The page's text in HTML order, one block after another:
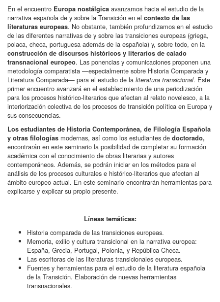
En el encuentro Europa nostálgica avanzamos hacia el estudio de la
narrativa española de y sobre la Transición en el contexto de las
literaturas europeas. No obstante, también profundizamos en el estudio
de las diferentes narrativas de y sobre las transiciones europeas (griega,
polaca, checa, portuguesa además de la española) y, sobre todo, en la
construcción de discursos históricos y literarios de calado
transnacional europeo. Las ponencias y comunicaciones proponen una
metodología comparatista —especialmente sobre Historia Comparada y
Literatura Comparada— para el estudio de la literatura transicional. Este
primer encuentro avanzará en el establecimiento de una periodización
para los procesos histórico-literarios que afectan al relato novelesco, a la
interiorización colectiva de los procesos de transición política en Europa y
sus consecuencias.
Los estudiantes de Historia Contemporánea, de Filología Española
y otras filologías modernas, así como los estudiantes de doctorado,
encontrarán en este seminario la posibilidad de completar su formación
académica con el conocimiento de obras literarias y autores
contemporáneos. Además, se podrán iniciar en los métodos para el
análisis de los procesos culturales e histórico-literarios que afectan al
ámbito europeo actual. En este seminario encontrarán herramientas para
explicarse y explicar su propio presente.
Líneas temáticas:
Historia comparada de las transiciones europeas.
Memoria, exilio y cultura transicional en la narrativa europea:
España, Grecia, Portugal, Polonia, y República Checa.
Las escritoras de las literaturas transicionales europeas.
Fuentes y herramientas para el estudio de la literatura española
de la Transición. Elaboración de nuevas herramientas
transnacionales.